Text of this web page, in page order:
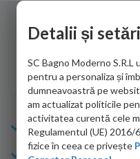
de personalul firmei dvs.
adus coletul in
Sofrone Viviana -
Info Bagno
Cumparaturi
Detalii și
SC Bagno Moderno
pentru a personaliza și
dumneavoastră pe
am actualizat politicile
activitatea curentă cele
Regulamentul (UE)
fizice în ceea ce privește